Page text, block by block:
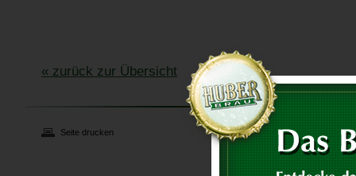
« zurück zur Übersicht
Seite drucken